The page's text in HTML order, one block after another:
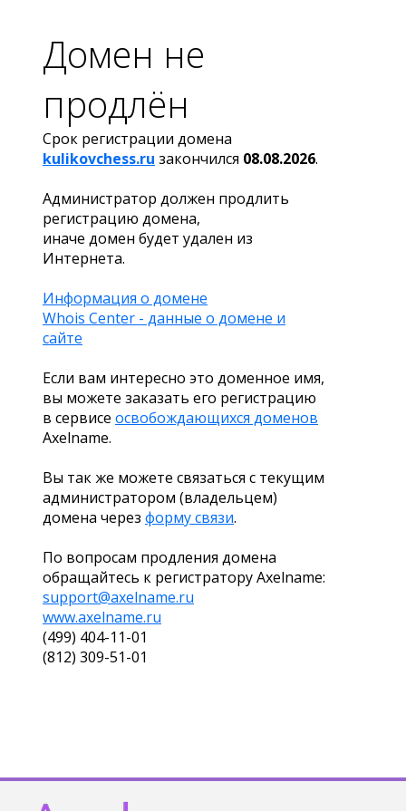
Домен не
продлён
Срок регистрации домена
kulikovchess.ru закончился 08.08.2026.
Администратор должен продлить
регистрацию домена,
иначе домен будет удален из
Интернета.
Информация о домене
Whois Center - данные о домене и
сайте
Если вам интересно это доменное имя,
вы можете заказать его регистрацию
в сервисе освобождающихся доменов
Axelname.
Вы так же можете связаться с текущим
администратором (владельцем)
домена через форму связи.
По вопросам продления домена
обращайтесь к регистратору Axelname:
support@axelname.ru
www.axelname.ru
(499) 404-11-01
(812) 309-51-01